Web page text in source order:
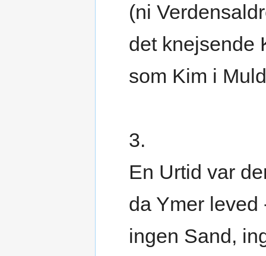
(ni
det knejsende
som Kim i
3.
En Urtid var
da Ymer leved
ingen Sand,